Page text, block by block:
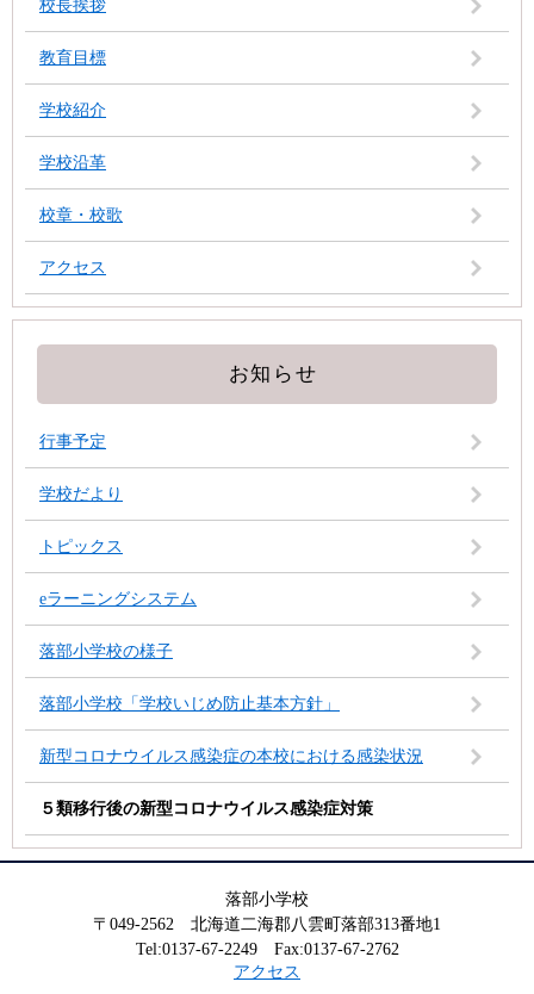
校長挨拶
教育目標
学校紹介
学校沿革
校章・校歌
アクセス
お知らせ
行事予定
学校だより
トピックス
eラーニングシステム
落部小学校の様子
落部小学校「学校いじめ防止基本方針」
新型コロナウイルス感染症の本校における感染状況
５類移行後の新型コロナウイルス感染症対策
落部小学校
〒049-2562 北海道二海郡八雲町落部313番地1
Tel:0137-67-2249 Fax:0137-67-2762
アクセス